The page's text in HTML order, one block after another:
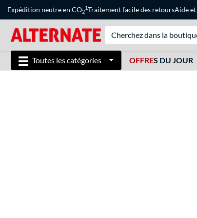
Expédition neutre en CO2
1Traitement facile des retoursAideet
Toutes les catégories OFFRES DU JOUR